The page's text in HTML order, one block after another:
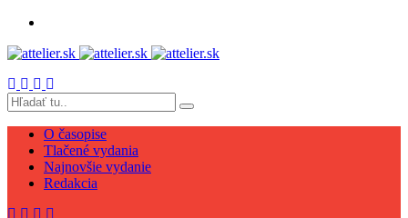
O časopise
Tlačené vydania
Najnovšie vydanie
Redakcia